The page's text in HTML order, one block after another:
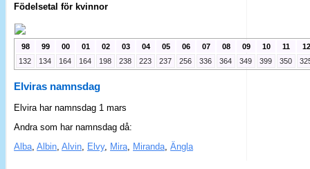
Födelsetal för kvinnor
98 99 00 01 02 03 04 05 06 07 08 09 10 11
12
132
134 164 164 198 238 223 237 256 336 364 349 399 350
Elviras namnsdag
Elvira har namnsdag 1 mars
Andra som har namnsdag då:
Alba ,Albin ,Alvin Elvy, Mira Miranda ,Ängla